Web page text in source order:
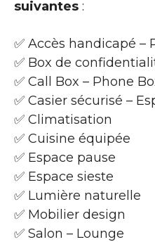
suivantes :
✅ Accès handicapé –
✅ Box de
✅ Call Box – Phone
✅ Casier sécurisé –
✅ Climatisation
✅ Cuisine équipée
✅ Espace pause
✅ Espace sieste
✅ Lumière naturelle
✅ Mobilier design
✅ Salon – Lounge